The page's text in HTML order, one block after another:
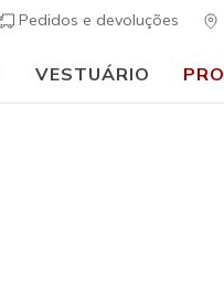
Pedidos e devoluções
VESTUÁRIO